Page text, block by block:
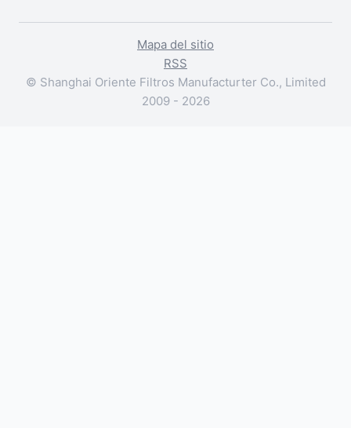
Mapa del sitio
RSS
© Shanghai Oriente Filtros Manufacturter Co., Limited
2009 - 2026